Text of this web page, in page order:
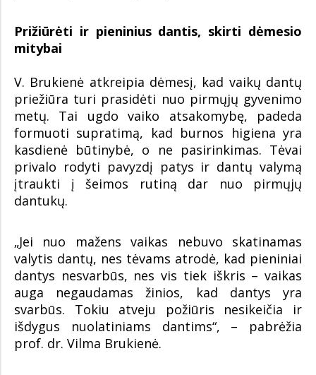
Prižiūrėti ir pieninius dantis, skirti dėmesio
mitybai
V. Brukienė atkreipia dėmesį, kad vaikų dantų
priežiūra turi prasidėti nuo pirmųjų gyvenimo
metų. Tai ugdo vaiko atsakomybę, padeda
formuoti supratimą, kad burnos higiena yra
kasdienė būtinybė, o ne pasirinkimas. Tėvai
privalo rodyti pavyzdį patys ir dantų valymą
įtraukti į šeimos rutiną dar nuo pirmųjų
dantukų.
„Jei nuo mažens vaikas nebuvo skatinamas
valytis dantų, nes tėvams atrodė, kad pieniniai
dantys nesvarbūs, nes vis tiek iškris – vaikas
auga negaudamas žinios, kad dantys yra
svarbūs. Tokiu atveju požiūris nesikeičia ir
išdygus nuolatiniams dantims“, – pabrėžia
prof. dr. Vilma Brukienė.